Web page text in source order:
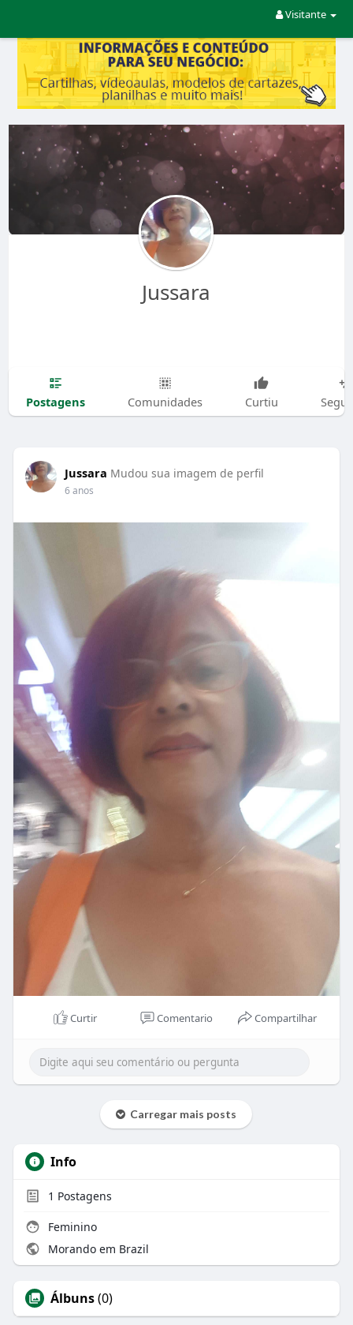
Visitante
Jussara
Postagens Comunidades Curtiu
Jussara Mudou sua imagem de perfil
6 anos
Curtir Comentario Compartilhar
Carregar mais posts
Info
1 Postagens
Feminino
Morando em Brazil
Álbuns(0)